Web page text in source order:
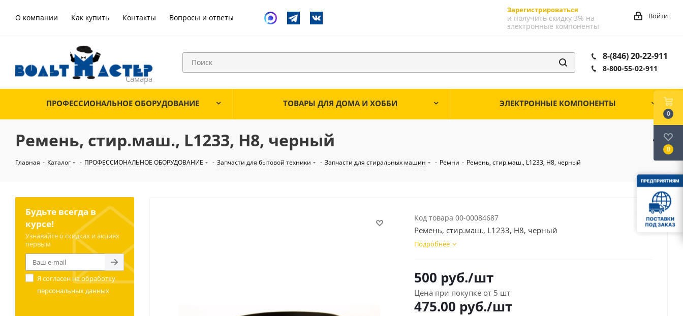
О компании Как купить Контакты Вопросы и ответы
Зарегистрироваться
и получить скидку 3% на
электронные компоненты
Войти
8-(846) 20-22-911
8-800-55-02-911
ПРОФЕССИОНАЛЬНОЕ ОБОРУДОВАНИЕ ТОВАРЫ ДЛЯ ДОМА И ХОББИ ЭЛЕКТРОННЫЕ КОМПОНЕНТЫ
Ремень, стир.маш., L1233, H8, черный
Главная - Каталог - ПРОФЕССИОНАЛЬНОЕ ОБОРУДОВАНИЕ - Запчасти для бытовой техники - Запчасти для стиральных машин - Ремни - Ремень, стир.маш., L1233, H8, черный
Код товара 00-00084687
Ремень, стир.маш., L1233, H8, черный
Подробнее
500 руб./шт
Цена при покупке от 5 шт
475.00 руб./шт
Будьте всегда в
курсе!
Узнавайте о скидках и акциях
первым
Я согласен наобработку
персональных данных
0
0